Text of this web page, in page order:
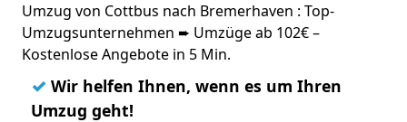
Umzug von Cottbus nach Bremerhaven : Top-
Umzugsunternehmen ➨ Umzüge ab 102€ –
Kostenlose Angebote in 5 Min.
✓ Wir helfen Ihnen, wenn es um Ihren
Umzug geht!